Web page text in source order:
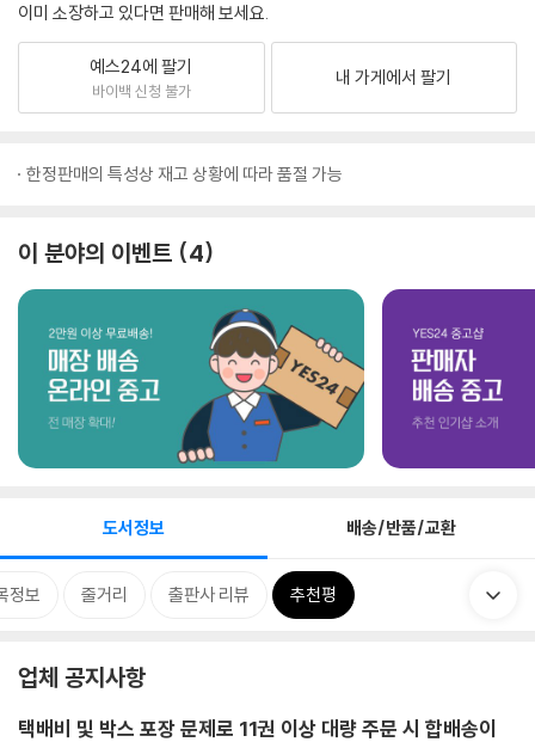
이미 소장하고 있다면 판매해 보세요.
예스24에 팔기
바이백 신청 불가
내 가게에서 팔기
한정판매의 특성상 재고 상황에 따라 품절 가능
이 분야의 이벤트 4
도서정보 배송/반품/교환
정보 줄거리 출판사 리뷰 추천평
업체 공지사항
택배비 및 박스 포장 문제로 11권 이상 대량 주문 시 합배송이